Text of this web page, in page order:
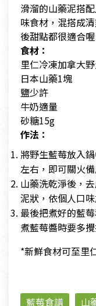
滑溜的山藥泥搭
味食材，混搭成
後甜點都很適合喔
食材：
里仁冷凍加拿大
日本山藥1塊
鹽少許
牛奶適量
砂糖15g
作法：
將野生藍莓放入
左右，即可關火備
山藥洗乾淨後，
泥狀，依個人口
最後把煮好的藍
煮藍莓醬時要多
*新鮮食材可至里
藍莓食譜 山